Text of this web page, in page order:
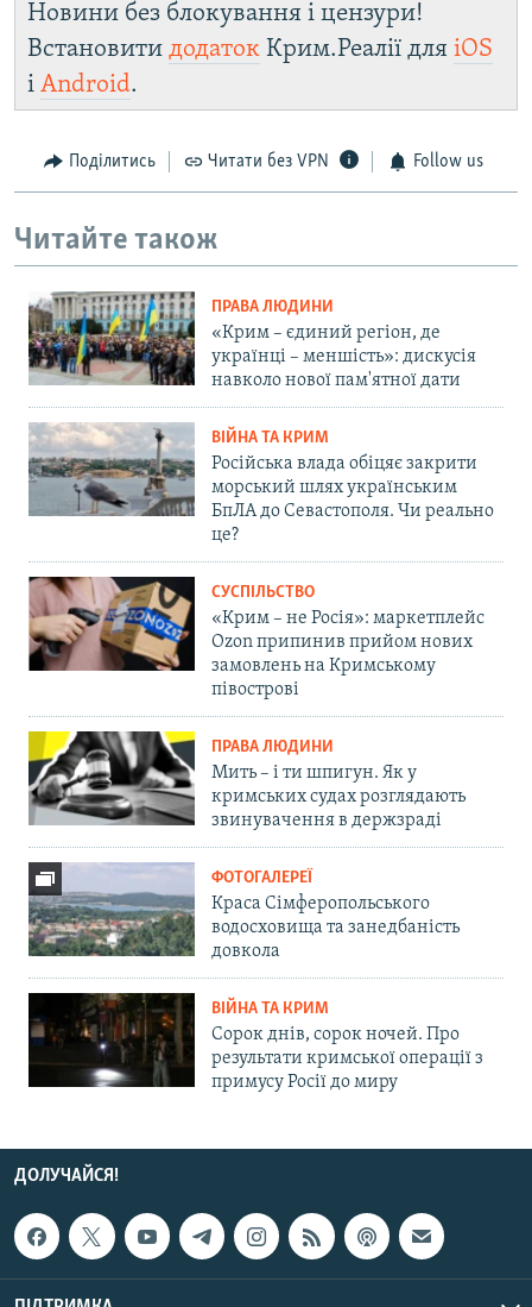
Новини без блокування і цензури!
Встановити додаток Крим.Реалії для iOS
і Android.
Поділитись Читати без VPN Follow us
Читайте також
ПРАВА ЛЮДИНИ
«Крим – єдиний регіон, де
українці – меншість»: дискусія
навколо нової пам'ятної дати
ВІЙНА ТА КРИМ
Російська влада обіцяє закрити
морський шлях українським
БпЛА до Севастополя. Чи реально
це?
СУСПІЛЬСТВО
«Крим – не Росія»: маркетплейс
Ozon припинив прийом нових
замовлень на Кримському
півострові
ПРАВА ЛЮДИНИ
Мить – і ти шпигун. Як у
кримських судах розглядають
звинувачення в держзраді
ФОТОГАЛЕРЕЇ
Краса Сімферопольського
водосховища та занедбаність
довкола
ВІЙНА ТА КРИМ
Сорок днів, сорок ночей. Про
результати кримської операції з
примусу Росії до миру
ДОЛУЧАЙСЯ!